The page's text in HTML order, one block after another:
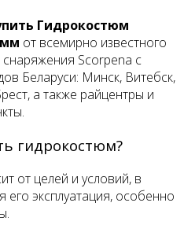
Гидрокостюм
от всемирно известного
Scorpena с
Беларуси: Минск, Витебск,
а также райцентры и
гидрокостюм?
от целей и условий, в
его эксплуатация, особенно